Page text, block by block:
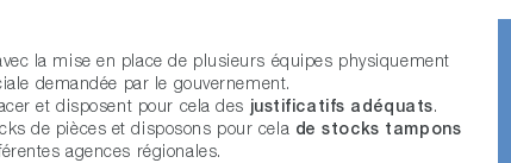
la mise en place de plusieurs équipes physiquement
demandée par le gouvernement.
et disposent pour cela des justificatifs adéquats.
de pièces et disposons pour cela de stocks tampons
agences régionales.